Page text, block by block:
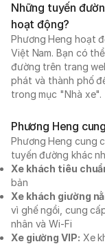
Những tuyến
hoạt động?
Phương Heng hoạt
Việt Nam. Bạn có
đường trên trang
phát và thành phố
trong mục "Nhà xe".
Phương Heng
Phương Heng cung
tuyến đường khác
Xe khách tiêu
bản
Xe khách giường
vì ghế ngồi, cung
nhân và Wi-Fi
Xe giường VIP: Xe